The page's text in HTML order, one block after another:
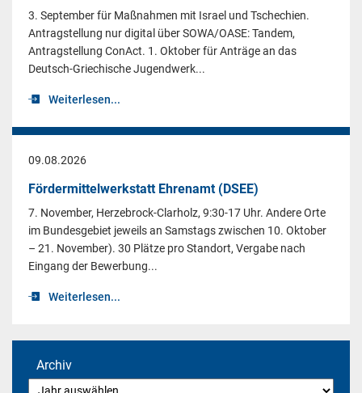
3. September für Maßnahmen mit Israel und Tschechien.
Antragstellung nur digital über SOWA/OASE: Tandem,
Antragstellung ConAct. 1. Oktober für Anträge an das
Deutsch-Griechische Jugendwerk...
Weiterlesen...
09.08.2026
Fördermittelwerkstatt Ehrenamt (DSEE)
7. November, Herzebrock-Clarholz, 9:30-17 Uhr. Andere Orte
im Bundesgebiet jeweils an Samstags zwischen 10. Oktober
– 21. November). 30 Plätze pro Standort, Vergabe nach
Eingang der Bewerbung...
Weiterlesen...
Archiv